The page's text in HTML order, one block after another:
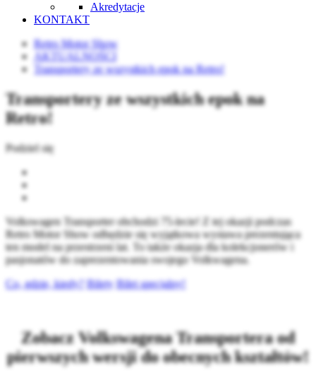
Akredytacje
KONTAKT
Retro Motor Show
AKTUALNOŚCI
Transportery ze wszystkich epok na Retro!
Transportery ze wszystkich epok na
Retro!
Podziel się
Volkswagen Transporter obchodzi 75-lecie! Z tej okazji podczas
Retro Motor Show odbędzie się wyjątkowa wystawa prezentująca
ten model na przestrzeni lat. To także okazja dla kolekcjonerów i
pasjonatów do zaprezentowania swojego Volkwagena.
Co, gdzie, kiedy? Bilety Bilet specjalny!
Zobacz Volkswagena Transportera od
pierwszych wersji do obecnych kształtów!